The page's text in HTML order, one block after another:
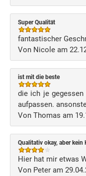
Super Qualität
fantastischer
Von Nicole am
ist mit die beste
die ich je
aufpassen.
Von Thomas am
Qualitativ okay, aber kein
Hier hat mir etwas
Von Peter am